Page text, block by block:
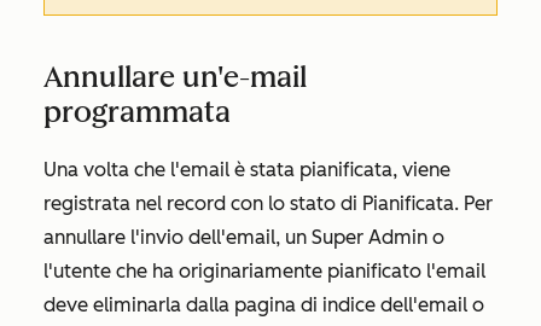
Annullare un'e-mail
programmata
Una volta che l'email è stata pianificata, viene
registrata nel record con lo stato di Pianificata. Per
annullare l'invio dell'email, un Super Admin o
l'utente che ha originariamente pianificato l'email
deve eliminarla dalla pagina di indice dell'email o